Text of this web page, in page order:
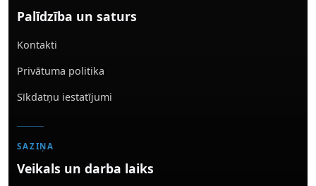
Palīdzība un saturs
Kontakti
Privātuma politika
Sīkdatņu iestatījumi
SAZIŅA
Veikals un darba laiks